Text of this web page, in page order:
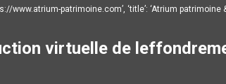
www.atrium-patrimoine.com’, ‘title’: ‘Atrium patrimoine
virtuelle de